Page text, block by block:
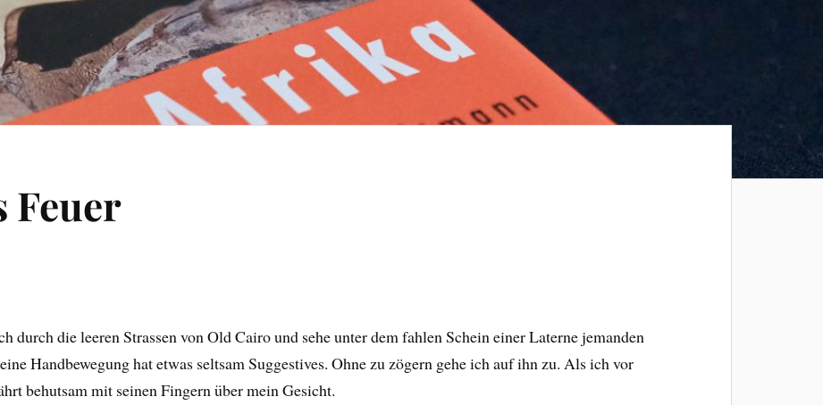
Feuer
durch die leeren Strassen von Old Cairo und sehe unter dem fahlen Schein einer Laterne jemanden
Handbewegung hat etwas seltsam Suggestives. Ohne zu zögern gehe ich auf ihn zu. Als ich vor
behutsam mit seinen Fingern über mein Gesicht.